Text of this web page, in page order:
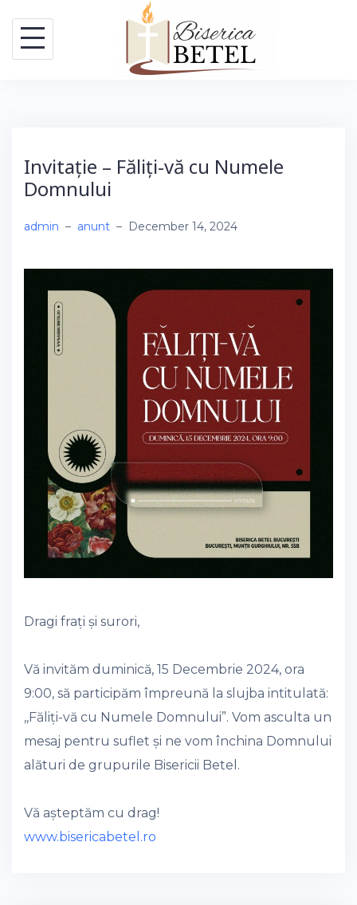
content
Invitație – Făliți-vă cu Numele
Domnului
admin – anunt – December 14, 2024
Dragi frați și surori,
Vă invităm duminică, 15 Decembrie 2024, ora
9:00, să participăm împreună la slujba intitulată:
,,Făliți-vă cu Numele Domnului”. Vom asculta un
mesaj pentru suflet și ne vom închina Domnului
alături de grupurile Bisericii Betel.
Vă așteptăm cu drag!
www.bisericabetel.ro